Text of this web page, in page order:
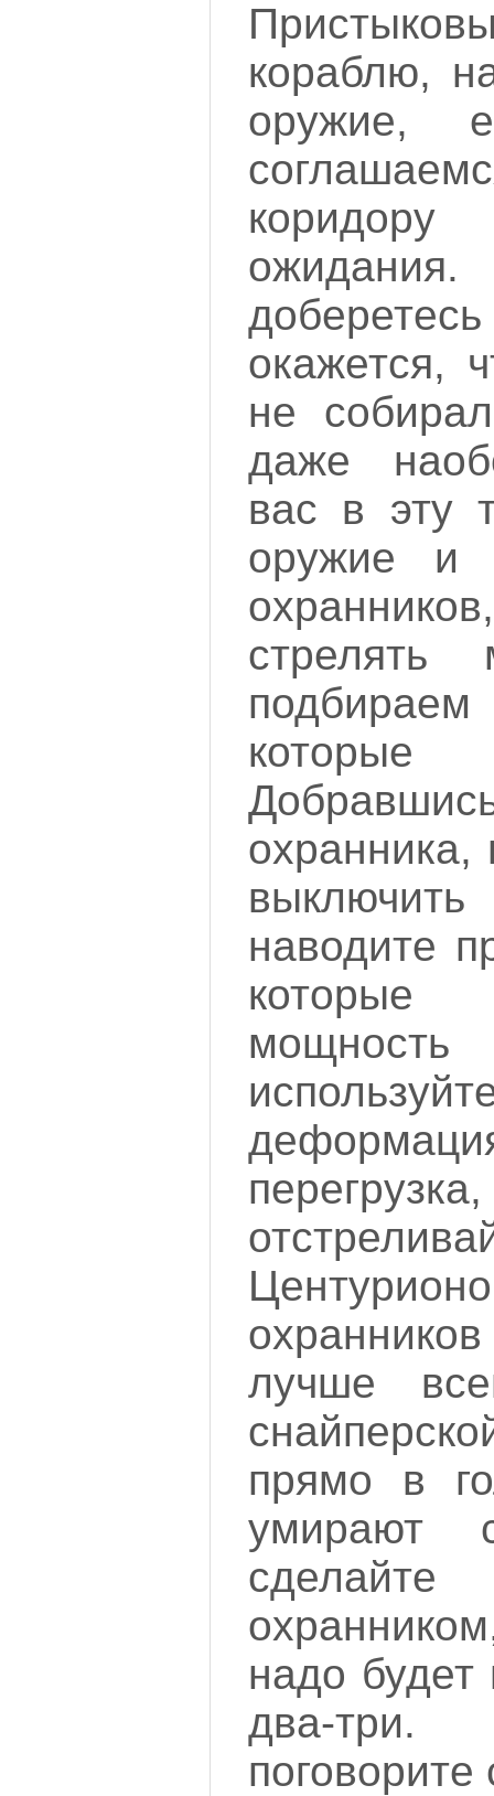
кораблю,
оружие,
окажется,
не
даже
вас в эту
оружие и
стрелять
наводите
которые
лучше
прямо в
умирают
надо будет
два-три.